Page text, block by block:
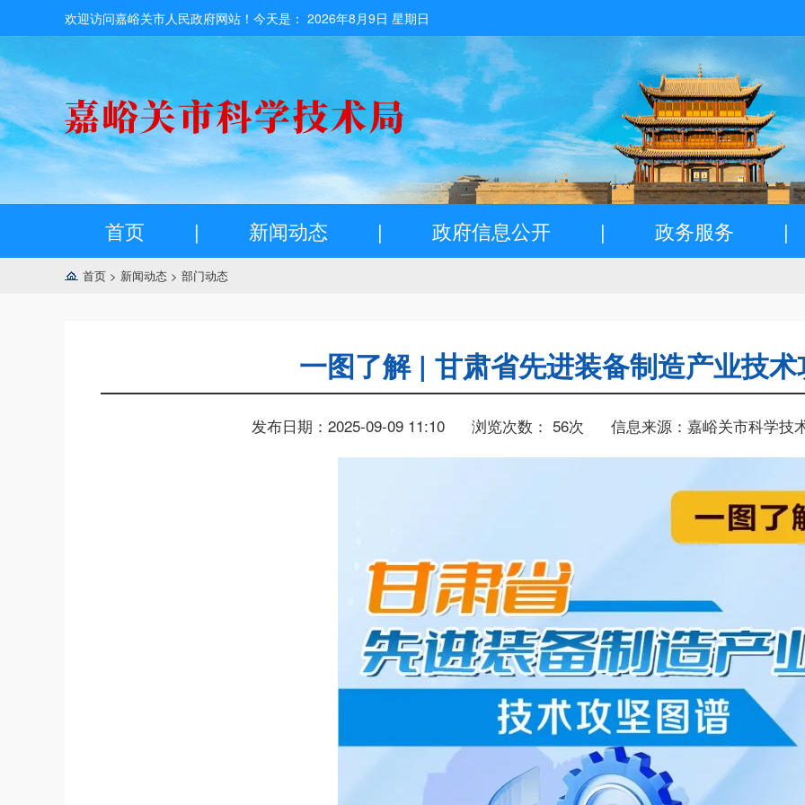
欢迎访问嘉峪关市人民政府网站！今天是： 2026年8月9日 星期日
首页 | 新闻动态 | 政府信息公开 | 政务服务 |
首页 > 新闻动态 > 部门动态
一图了解 | 甘肃省先进装备制造产业技
发布日期：2025-09-09 11:10 浏览次数： 56次 信息来源：嘉峪关市科学技